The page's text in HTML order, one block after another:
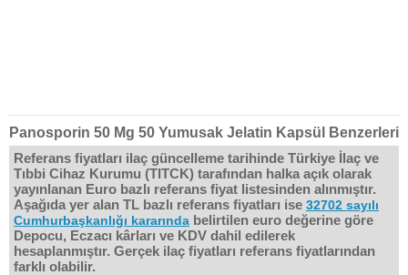
Panosporin 50 Mg 50 Yumusak Jelatin Kapsül Benzerleri
Referans fiyatları ilaç güncelleme tarihinde Türkiye İlaç ve
Tıbbi Cihaz Kurumu (TITCK) tarafından halka açık olarak
yayınlanan Euro bazlı referans fiyat listesinden alınmıştır.
Aşağıda yer alan TL bazlı referans fiyatları ise 32702 sayılı
Cumhurbaşkanlığı kararında belirtilen euro değerine göre
Depocu, Eczacı kârları ve KDV dahil edilerek
hesaplanmıştır. Gerçek ilaç fiyatları referans fiyatlarından
farklı olabilir.